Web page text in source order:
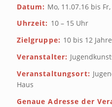
Datum: Mo, 11.07.16 bis
Uhrzeit: 10 – 15 Uhr
Zielgruppe: 10 bis 12
Veranstalter:
Veranstaltungsort:
Haus
Genaue Adresse der